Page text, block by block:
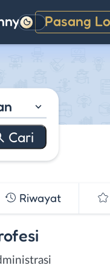
Pasang
Gelap
Riwayat